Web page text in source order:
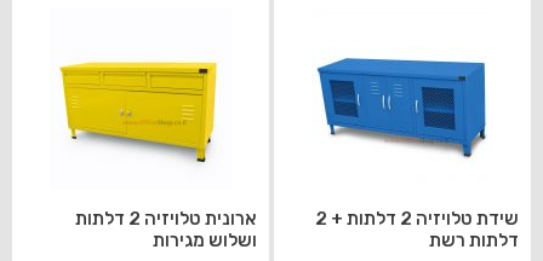
שידת טלויזיה 2 דלתות + 2
דלתות רשת
ארונית טלויזיה 2 דלתות
ושלוש מגירות